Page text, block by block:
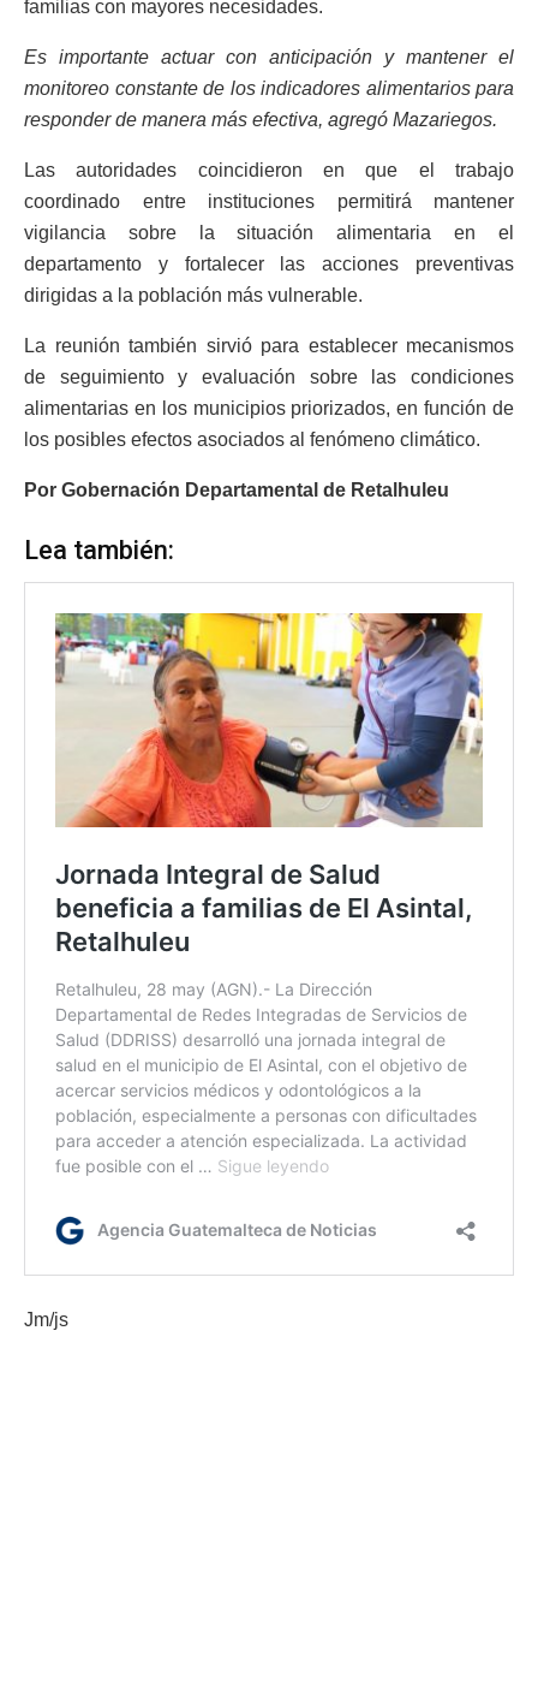
familias con mayores necesidades.
Es importante actuar con anticipación y mantener el
monitoreo constante de los indicadores alimentarios para
responder de manera más efectiva, agregó Mazariegos.
Las autoridades coincidieron en que el trabajo
coordinado entre instituciones permitirá mantener
vigilancia sobre la situación alimentaria en el
departamento y fortalecer las acciones preventivas
dirigidas a la población más vulnerable.
La reunión también sirvió para establecer mecanismos
de seguimiento y evaluación sobre las condiciones
alimentarias en los municipios priorizados, en función de
los posibles efectos asociados al fenómeno climático.
Por Gobernación Departamental de Retalhuleu
Lea también:
Jm/js